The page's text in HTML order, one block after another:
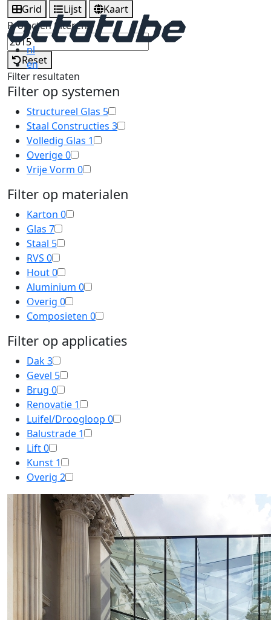
nl
en
Grid Lijst
Kaart
Projecten filteren
Reset
Filter resultaten
Filter op systemen
Structureel Glas 5
Staal Constructies 3
Volledig Glas 1
Overige0
Vrije Vorm 0
Filter op materialen
Karton 0
Glas 7
Staal 5
RVS 0
Hout0
Aluminium 0
Overig 0
Composieten 0
Filter op applicaties
Dak3
Gevel 5
Brug 0
Renovatie 1
Luifel/Droogloop 0
Balustrade 1
Lift0
Kunst 1
Overig 2